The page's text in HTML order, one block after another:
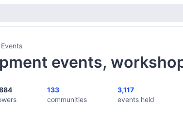
Events
events,
133
communities
3,117
events held